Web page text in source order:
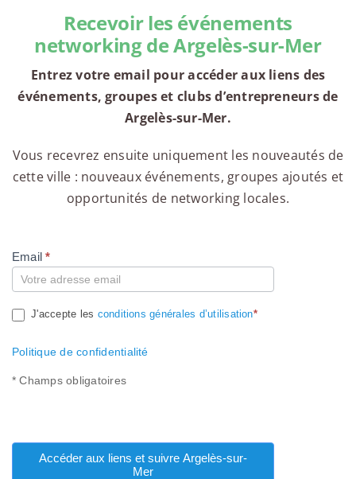
Recevoir les événements
networking de Argelès-sur-Mer
Entrez votre email pour accéder aux liens des
événements, groupes et clubs d’entrepreneurs de
Argelès-sur-Mer.
Vous recevrez ensuite uniquement les nouveautés de
cette ville : nouveaux événements, groupes ajoutés et
opportunités de networking locales.
Compte
Email*
J'accepte les conditions générales d’utilisation*
Politique de confidentialité
* Champs obligatoires
Accéder aux liens et suivre Argelès-sur-
Mer